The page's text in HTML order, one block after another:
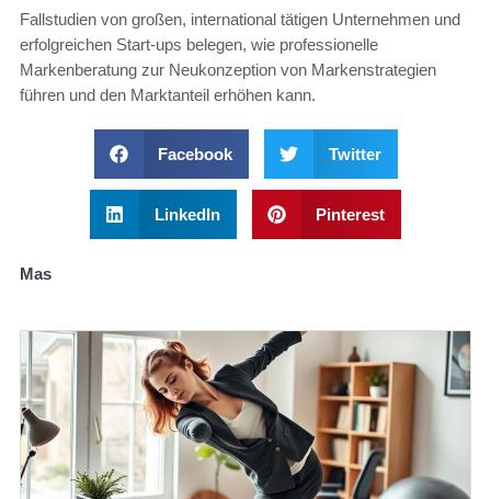
Fallstudien von großen, international tätigen Unternehmen und
erfolgreichen Start-ups belegen, wie professionelle
Markenberatung zur Neukonzeption von Markenstrategien
führen und den Marktanteil erhöhen kann.
Facebook Twitter
LinkedIn Pinterest
Mas